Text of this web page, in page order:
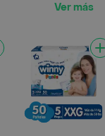
Ver más